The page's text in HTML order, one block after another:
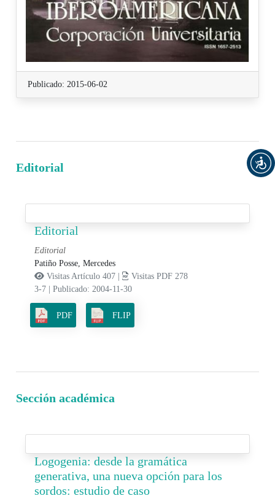
Publicado: 2015-06-02
Editorial
Editorial
Editorial
Patiño Posse, Mercedes
Visitas Artículo 407 |
Visitas PDF 278
3-7
|Publicado: 2004-11-30
PDF FLIP
Sección académica
Logogenia: desde la gramática
generativa, una nueva opción para los
sordos: estudio de caso